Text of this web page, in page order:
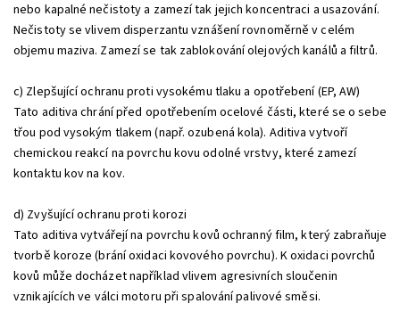
nebo kapalné nečistoty a zamezí tak jejich koncentraci a usazování.
Nečistoty se vlivem disperzantu vznášení rovnoměrně v celém
objemu maziva. Zamezí se tak zablokování olejových kanálů a filtrů.
c) Zlepšující ochranu proti vysokému tlaku a opotřebení (EP, AW)
Tato aditiva chrání před opotřebením ocelové části, které se o sebe
třou pod vysokým tlakem (např. ozubená kola). Aditiva vytvoří
chemickou reakcí na povrchu kovu odolné vrstvy, které zamezí
kontaktu kov na kov.
d) Zvyšující ochranu proti korozi
Tato aditiva vytvářejí na povrchu kovů ochranný film, který zabraňuje
tvorbě koroze (brání oxidaci kovového povrchu). K oxidaci povrchů
kovů může docházet například vlivem agresivních sloučenin
vznikajících ve válci motoru při spalování palivové směsi.